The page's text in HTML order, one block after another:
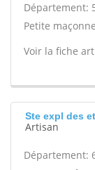
Département:
Petite
Voir la fiche
Ste expl des
Artisan
Département: